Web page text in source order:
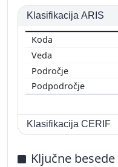
Klasifikacija ARIS
Klasifikacija CERIF
Ključne besede